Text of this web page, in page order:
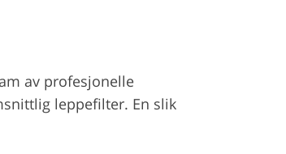
av profesjonelle
leppefilter. En slik